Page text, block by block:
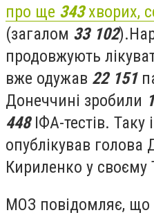
про ще 343хворих,
(загалом 33 102).
продовжують
вже одужав 22 151
Донеччині зробили
448ІФА-тестів. Таку
опублікував
Кириленко у своєму
МОЗ повідомляє, що